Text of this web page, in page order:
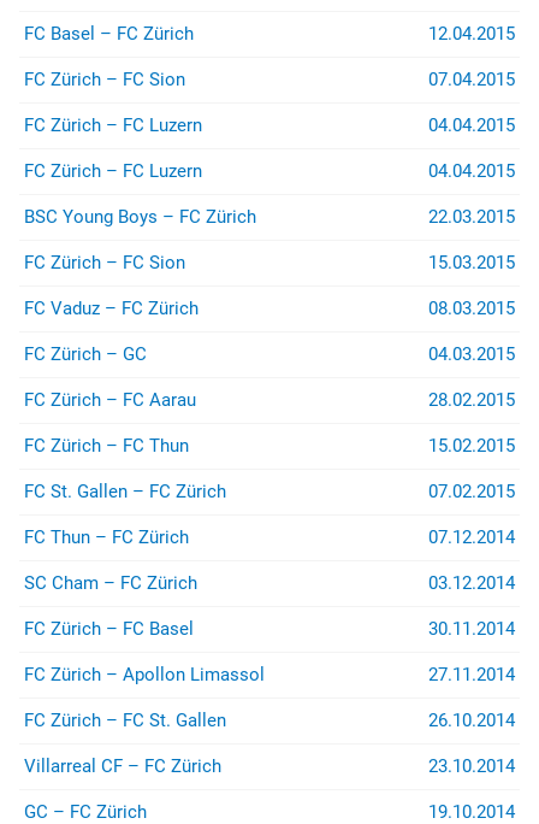
(z.B. bei Stadion- oder
jurist@suedkurve.ch
FC Basel – FC Zürich 12.04.2015
FC Zürich – FC Sion 07.04.2015
FC Zürich – FC Luzern 04.04.2015
FC Zürich – FC Luzern 04.04.2015
BSC Young Boys – FC Zürich 22.03.2015
FC Zürich – FC Sion 15.03.2015
FC Vaduz – FC Zürich 08.03.2015
FC Zürich – GC 04.03.2015
FC Zürich – FC Aarau 28.02.2015
FC Zürich – FC Thun 15.02.2015
FC St. Gallen – FC Zürich 07.02.2015
FC Thun – FC Zürich 07.12.2014
SC Cham – FC Zürich 03.12.2014
FC Zürich – FC Basel 30.11.2014
FC Zürich – Apollon Limassol 27.11.2014
FC Zürich – FC St. Gallen 26.10.2014
Villarreal CF – FC Zürich 23.10.2014
GC – FC Zürich 19.10.2014